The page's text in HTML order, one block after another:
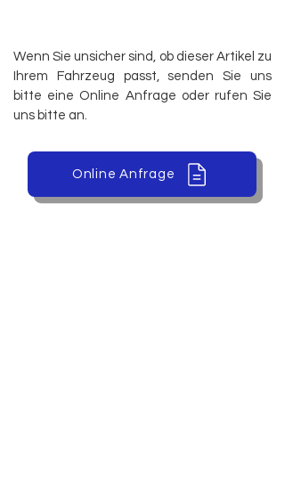
Wenn Sie unsicher sind, ob dieser Artikel zu
Ihrem Fahrzeug passt, senden Sie uns
bitte eine Online Anfrage oder rufen Sie
uns bitte an.
Online Anfrage